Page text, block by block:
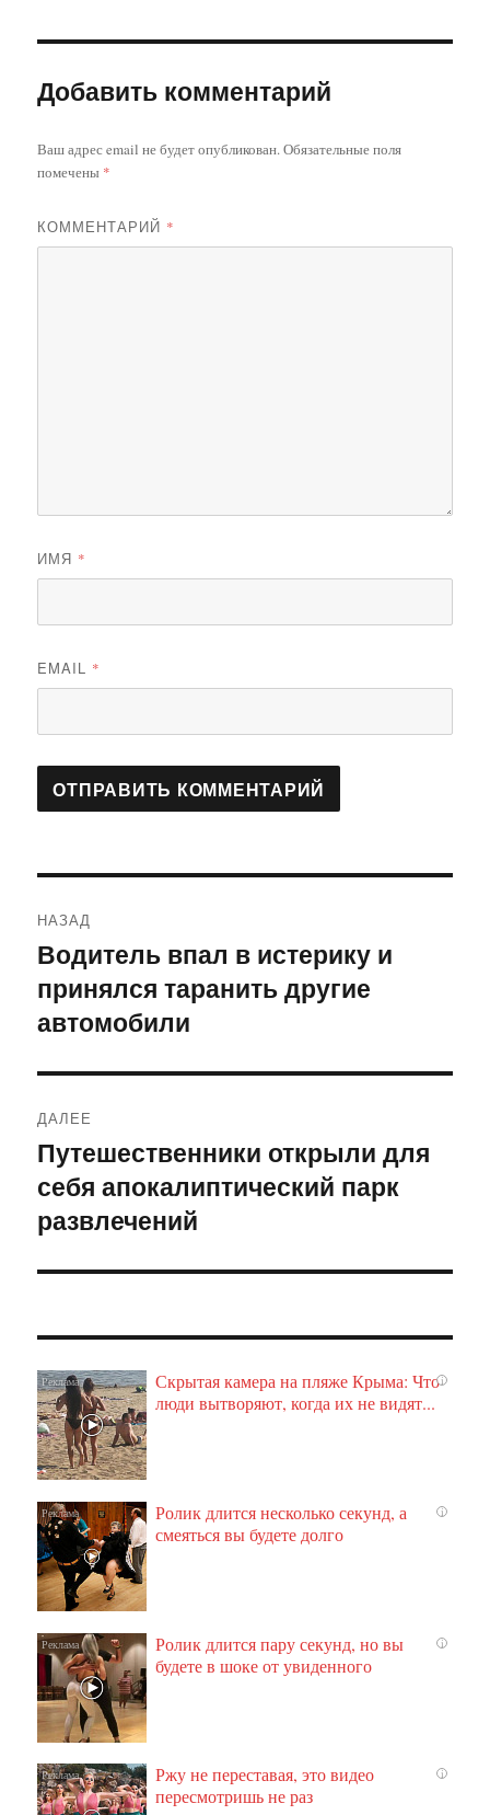
Добавить комментарий
Ваш адрес email не будет опубликован.Обязательные поля
помечены *
КОММЕНТАРИЙ *
ИМЯ *
EMAIL *
по
записям
НАЗАД
Предыдущая
запись:
Водитель впал в истерику и
принялся таранить другие
автомобили
ДАЛЕЕ
Следующая
запись:
Путешественники открыли для
себя апокалиптический парк
развлечений
i
Скрытая камера на пляже Крыма: Что
люди вытворяют, когда их не видят...
i
Ролик длится несколько секунд, а
смеяться вы будете долго
i
Ролик длится пару секунд, но вы
будете в шоке от увиденного
i
Ржу не переставая, это видео
пересмотришь не раз